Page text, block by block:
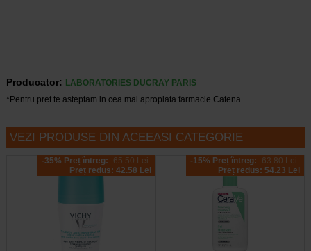
Producator:
LABORATORIES DUCRAY PARIS
*Pentru pret te asteptam in cea mai apropiata farmacie Catena
VEZI PRODUSE DIN ACEEASI CATEGORIE
-35% Preț întreg: 65.50 Lei
Preț redus: 42.58 Lei
-15% Preț întreg: 63.80 Lei
Preț redus: 54.23 Lei